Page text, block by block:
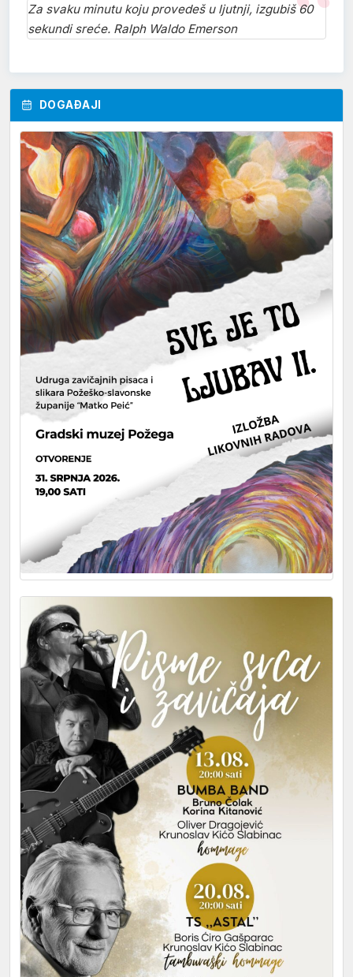
Za svaku minutu koju provedeš u ljutnji, izgubiš 60
sekundi sreće. Ralph Waldo Emerson
DOGAĐAJI